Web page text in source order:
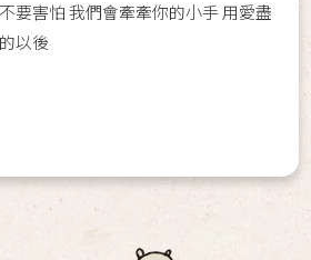
要害怕 我們會牽牽你的小手 用愛盡
以後